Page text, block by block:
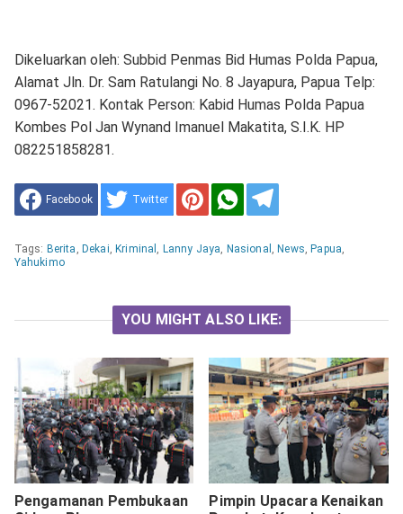
Dikeluarkan oleh: Subbid Penmas Bid Humas Polda Papua,
Alamat Jln. Dr. Sam Ratulangi No. 8 Jayapura, Papua Telp:
0967-52021. Kontak Person: Kabid Humas Polda Papua
Kombes Pol Jan Wynand Imanuel Makatita, S.I.K. HP
082251858281.
Facebook Twitter
Tags: Berita , Dekai, Kriminal , Lanny Jaya, Nasional , News, Papua,
Yahukimo
YOU MIGHT ALSO LIKE:
Pengamanan Pembukaan
Pimpin Upacara Kenaikan